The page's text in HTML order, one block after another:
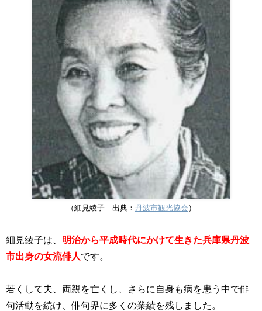
（細見綾子 出典： 丹波市観光協会 ）
細見綾子は、
明治から平成時代にかけて生きた兵庫県丹波
市出身の女流俳人 です。
若くして夫、両親を亡くし、さらに自身も病を患う中で俳
句活動を続け、俳句界に多くの業績を残しました。